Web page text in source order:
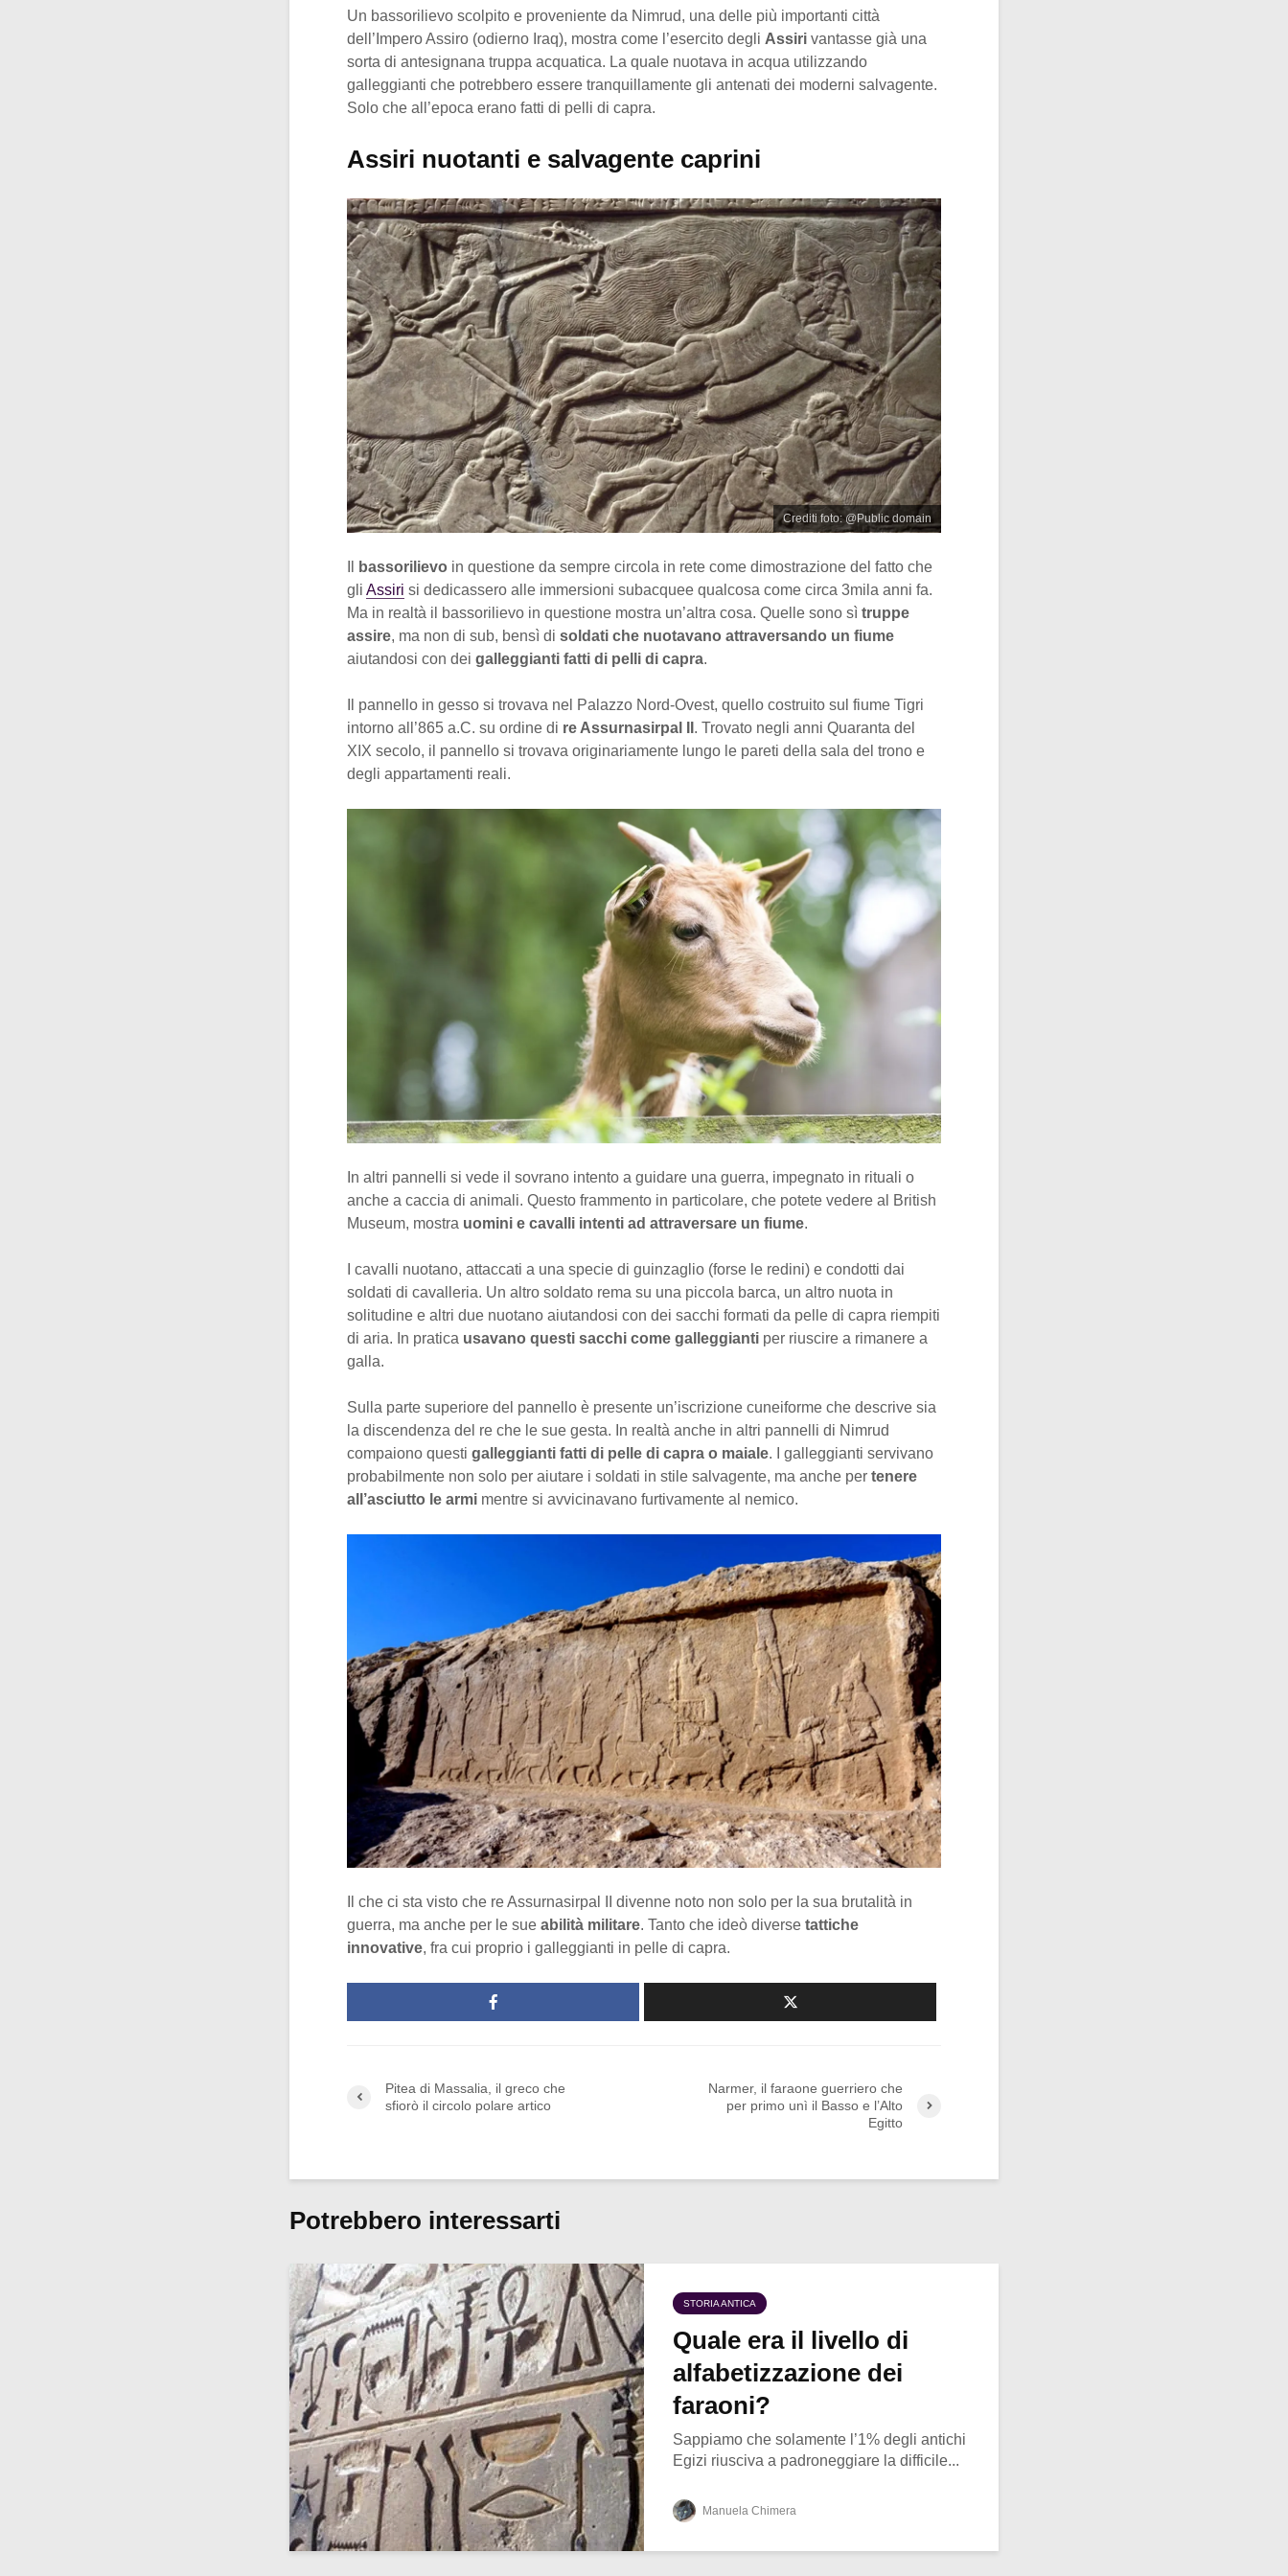
Un bassorilievo scolpito e proveniente da Nimrud, una delle più importanti città
dell’Impero Assiro (odierno Iraq), mostra come l’esercito degli Assiri vantasse già una
sorta di antesignana truppa acquatica. La quale nuotava in acqua utilizzando
galleggianti che potrebbero essere tranquillamente gli antenati dei moderni salvagente.
Solo che all’epoca erano fatti di pelli di capra.
Assiri nuotanti e salvagente caprini
Crediti foto: @Public domain
bassorilievo in questione da sempre circola in rete come dimostrazione del fatto che
gli Assiri si dedicassero alle immersioni subacquee qualcosa come circa 3mila anni fa.
Ma in realtà il bassorilievo in questione mostra un’altra cosa. Quelle sono sì truppe
assire, ma non di sub, bensì di soldati che nuotavano attraversando un fiume
aiutandosi con dei galleggianti fatti di pelli di capra.
Il pannello in gesso si trovava nel Palazzo Nord-Ovest, quello costruito sul fiume Tigri
intorno all’865 a.C. su ordine di re Assurnasirpal II . Trovato negli anni Quaranta del
XIX secolo, il pannello si trovava originariamente lungo le pareti della sala del trono e
degli appartamenti reali.
In altri pannelli si vede il sovrano intento a guidare una guerra, impegnato in rituali o
anche a caccia di animali. Questo frammento in particolare, che potete vedere al British
Museum, mostra uomini e cavalli intenti ad attraversare un fiume.
I cavalli nuotano, attaccati a una specie di guinzaglio (forse le redini) e condotti dai
soldati di cavalleria. Un altro soldato rema su una piccola barca, un altro nuota in
solitudine e altri due nuotano aiutandosi con dei sacchi formati da pelle di capra riempiti
di aria. In pratica usavano questi sacchi come galleggianti per riuscire a rimanere a
galla.
Sulla parte superiore del pannello è presente un’iscrizione cuneiforme che descrive sia
la discendenza del re che le sue gesta. In realtà anche in altri pannelli di Nimrud
compaiono questi galleggianti fatti di pelle di capra o maiale. I galleggianti servivano
probabilmente non solo per aiutare i soldati in stile salvagente, ma anche per tenere
all’asciutto le armi mentre si avvicinavano furtivamente al nemico.
Il che ci sta visto che re Assurnasirpal II divenne noto non solo per la sua brutalità in
guerra, ma anche per le sue abilità militare. Tanto che ideò diverse tattiche
innovative, fra cui proprio i galleggianti in pelle di capra.
Pitea di Massalia, il greco che
sfiorò il circolo polare artico
Narmer, il faraone guerriero che
per primo unì il Basso e l’Alto
Egitto
Potrebbero interessarti
STORIA ANTICA
Quale era il livello di
alfabetizzazione dei
faraoni?
Sappiamo che solamente l’1% degli antichi
Egizi riusciva a padroneggiare la difficile...
Manuela Chimera